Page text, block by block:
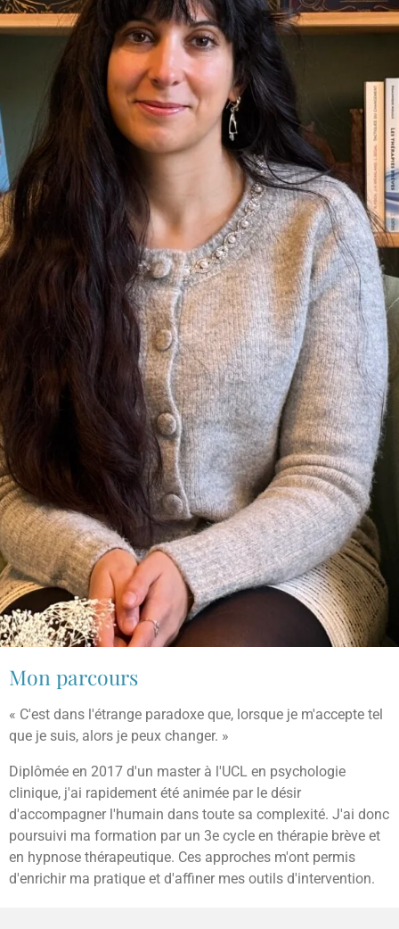
Mon parcours
« C'est dans l'étrange paradoxe que, lorsque je m'accepte tel
que je suis, alors je peux changer. »
Diplômée en 2017 d'un master à l'UCL en psychologie
clinique, j'ai rapidement été animée par le désir
d'accompagner l'humain dans toute sa complexité. J'ai donc
poursuivi ma formation par un 3e cycle en thérapie brève et
en hypnose thérapeutique. Ces approches m'ont permis
d'enrichir ma pratique et d'affiner mes outils d'intervention.